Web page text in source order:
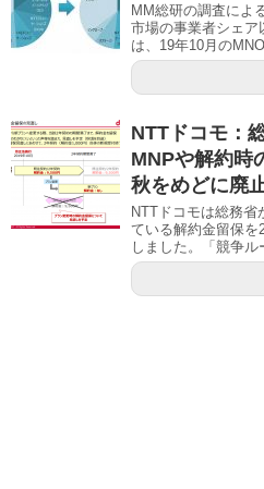
MM総研の調査によ
市場の事業者シェア
は、19年10月のMNO
NTTドコモ：
MNPや解約時
秋をめどに廃
NTTドコモは総務省
ている解約金留保を
しました。「競争ル